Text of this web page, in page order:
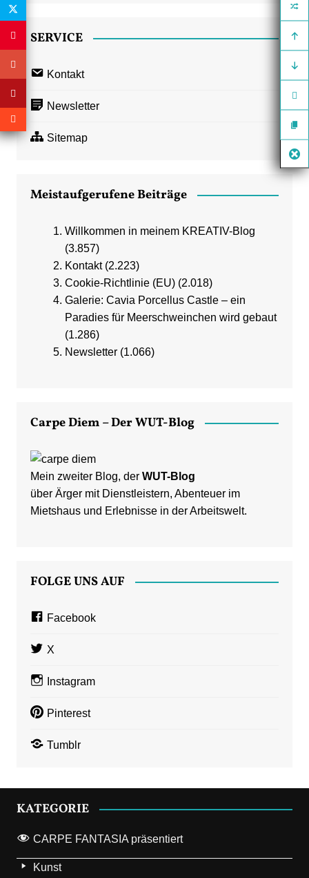
SERVICE
Kontakt
Newsletter
Sitemap
Meistaufgerufene Beiträge
Willkommen in meinem KREATIV-Blog
(3.857)
Kontakt (2.223)
Cookie-Richtlinie (EU) (2.018)
Galerie: Cavia Porcellus Castle – ein
Paradies für Meerschweinchen wird gebaut
(1.286)
Newsletter (1.066)
Carpe Diem – Der WUT-Blog
Mein zweiter Blog, der WUT-Blog
über Ärger mit Dienstleistern, Abenteuer im
Mietshaus und Erlebnisse in der Arbeitswelt.
FOLGE UNS AUF
Facebook
X
Instagram
Pinterest
Tumblr
KATEGORIE
CARPE FANTASIA präsentiert
Kunst